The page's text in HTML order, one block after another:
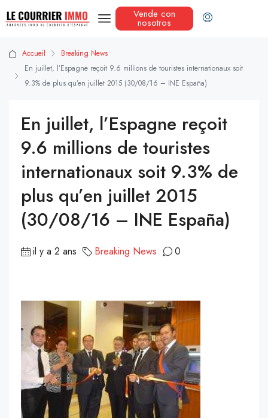
Vende con
nosotros
Accueil
Breaking News
En juillet, l’Espagne reçoit 9.6 millions de touristes internationaux soit
9.3% de plus qu’en juillet 2015 (30/08/16 – INE España)
En juillet, l’Espagne reçoit
9.6 millions de touristes
internationaux soit 9.3% de
plus qu’en juillet 2015
(30/08/16 – INE España)
il y a 2 ans Breaking News 0